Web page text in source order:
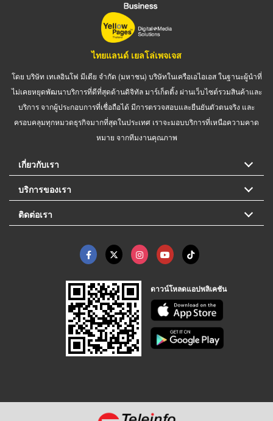
ไทยแลนด์ เยลโล่เพจเจส
โดย บริษัท เทเลอินโฟ มีเดีย จำกัด (มหาชน) บริษัทในเครือเอไอเอส ในฐานะผู้นำที่
ไม่เคยหยุดพัฒนาบริการที่ดีที่สุดด้านดิจิทัล มาร์เก็ตติ้ง ผ่านเว็บไซต์รวมสินค้าและ
บริการ จากผู้ประกอบการที่เชื่อถือได้ มีการตรวจสอบและยืนยันตัวตนจริง และ
ครอบคลุมทุกหมวดธุรกิจมากที่สุดในประเทศ เราจะมอบบริการที่เหนือความคาด
หมาย จากทีมงานคุณภาพ
เกี่ยวกับเรา
บริการของเรา
ติดต่อเรา
ดาวน์โหลดแอปพลิเคชัน